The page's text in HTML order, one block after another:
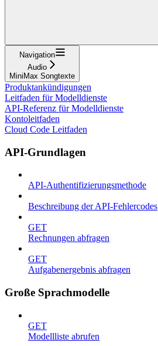
Navigation
Audio
MiniMax Songtexte
Produktankündigungen
Leitfaden für Modelldienste
API-Referenz für Modelldienste
Kontoleitfaden
Cloud Code Leitfaden
API-Grundlagen
API-Authentifizierungsmethode
Beschreibung der API-Fehlercodes
GET
Rechnungen abfragen
GET
Aufgabenergebnis abfragen
Große Sprachmodelle
GET
Modellliste abrufen